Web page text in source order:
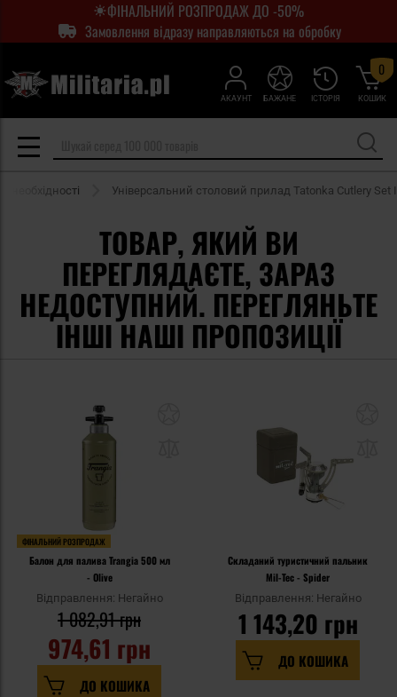
ФІНАЛЬНИЙ РОЗПРОДАЖ ДО -50%
Замовлення відразу направляються на обробку
АКАУНТ ІСТОРІЯ
БАЖАНЕ КОШИК
0
необхідності Універсальний столовий прилад Tatonka Cutlery Set I
ТОВАР, ЯКИЙ ВИ
ПЕРЕГЛЯДАЄТЕ, ЗАРАЗ
НЕДОСТУПНИЙ. ПЕРЕГЛЯНЬТЕ
ІНШІ НАШІ ПРОПОЗИЦІЇ
ФІНАЛЬНИЙ РОЗПРОДАЖ
Балон для палива Trangia 500 мл
- Olive
Відправлення: Негайно
974,61 грн
1 082,91 грн
ДО КОШИКА
Складаний туристичний пальник
Mil-Tec - Spider
Відправлення: Негайно
1 143,20 грн
ДО КОШИКА